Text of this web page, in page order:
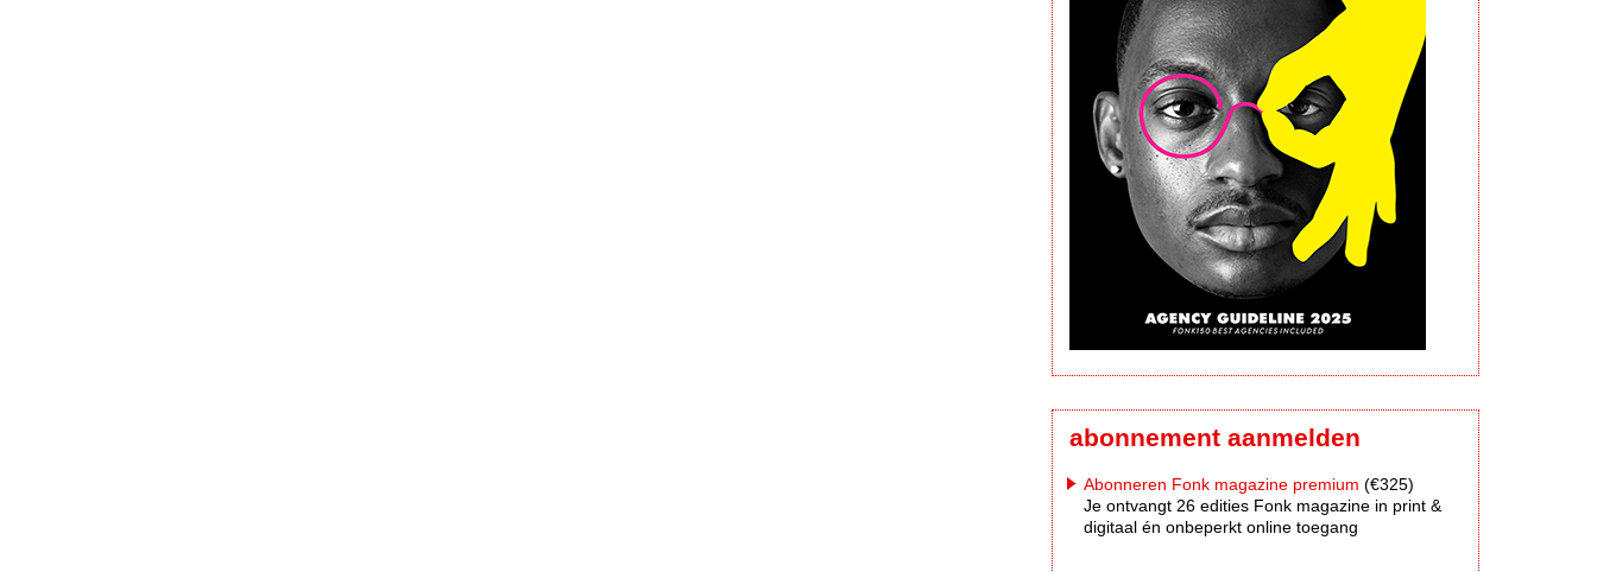
abonnement aanmelden
Abonneren Fonk magazine premium (€325)
Je ontvangt 26 edities Fonk magazine in print &
digitaal én onbeperkt online toegang